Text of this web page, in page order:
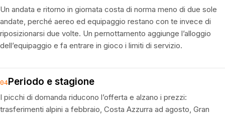
Un andata e ritorno in giornata costa di norma meno di due sole
andate, perché aereo ed equipaggio restano con te invece di
riposizionarsi due volte. Un pernottamento aggiunge l’alloggio
dell’equipaggio e fa entrare in gioco i limiti di servizio.
04Periodo e stagione
I picchi di domanda riducono l’offerta e alzano i prezzi:
trasferimenti alpini a febbraio, Costa Azzurra ad agosto, Gran